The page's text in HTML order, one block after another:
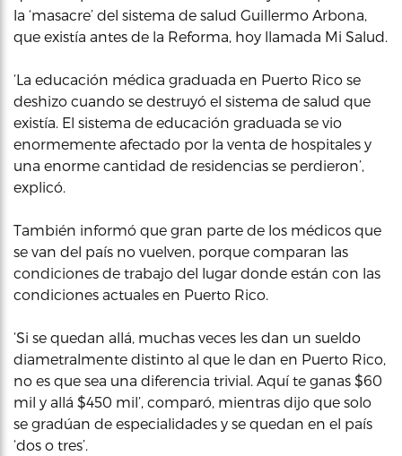
la ‘masacre’ del sistema de salud Guillermo Arbona,
que existía antes de la Reforma, hoy llamada Mi Salud.
‘La educación médica graduada en Puerto Rico se
deshizo cuando se destruyó el sistema de salud que
existía. El sistema de educación graduada se vio
enormemente afectado por la venta de hospitales y
una enorme cantidad de residencias se perdieron’,
explicó.
También informó que gran parte de los médicos que
se van del país no vuelven, porque comparan las
condiciones de trabajo del lugar donde están con las
condiciones actuales en Puerto Rico.
‘Si se quedan allá, muchas veces les dan un sueldo
diametralmente distinto al que le dan en Puerto Rico,
no es que sea una diferencia trivial. Aquí te ganas $60
mil y allá $450 mil’, comparó, mientras dijo que solo
se gradúan de especialidades y se quedan en el país
‘dos o tres’.